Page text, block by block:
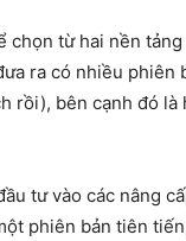
chọn từ hai nền
ra có nhiều phiên
rồi), bên cạnh đó
tư vào các nâng
phiên bản tiên